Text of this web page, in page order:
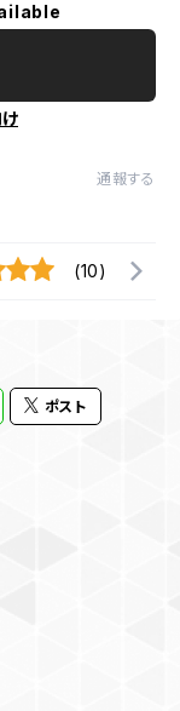
通報する
(10)
ポスト